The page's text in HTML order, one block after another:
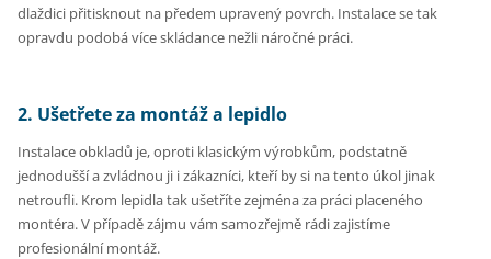
dlaždici přitisknout na předem upravený povrch. Instalace se tak
opravdu podobá více skládance nežli náročné práci.
2. Ušetřete za montáž a lepidlo
Instalace obkladů je, oproti klasickým výrobkům, podstatně
jednodušší a zvládnou ji i zákazníci, kteří by si na tento úkol jinak
netroufli. Krom lepidla tak ušetříte zejména za práci placeného
montéra. V případě zájmu vám samozřejmě rádi zajistíme
profesionální montáž.